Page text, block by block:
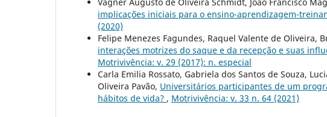
implicações iniciais para o ensino-aprendizagem-
(2020)
Felipe Menezes Fagundes, Raquel Valente de Oliveira,
interações motrizes do saque e da recepção e suas
Motrivivência: v. 29 (2017): n. especial
Carla Emilia Rossato, Gabriela dos Santos de Souza,
Oliveira Pavão, Universitários participantes de um
hábitos de vida? , Motrivivência: v. 33 n. 64 (2021)